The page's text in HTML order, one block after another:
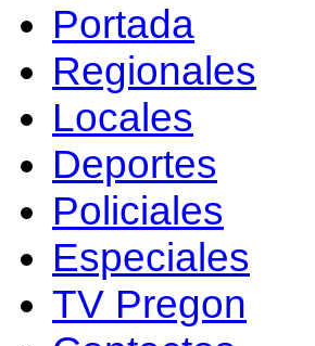
Portada
Regionales
Locales
Deportes
Policiales
Especiales
TV Pregon